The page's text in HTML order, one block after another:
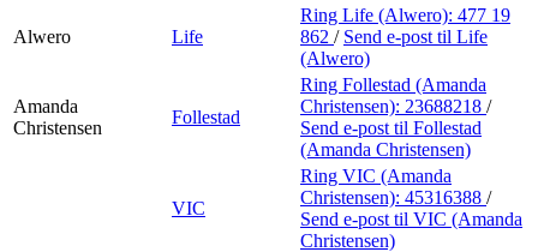
Alwero Life
Ring Life (Alwero): 477 19
862 / Send e-post til Life
(Alwero)
Amanda
Christensen
Follestad
Ring Follestad (Amanda
Christensen): 23688218 /
Send e-post til Follestad
(Amanda Christensen)
VIC
Ring VIC (Amanda
Christensen): 45316388 /
Send e-post til VIC (Amanda
Christensen)